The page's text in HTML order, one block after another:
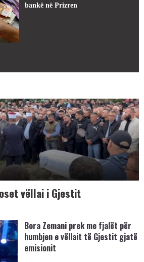
bankë në Prizren
vëllai i Gjestit
Bora Zemani prek me fjalët për
humbjen e vëllait të Gjestit gjatë
emisionit